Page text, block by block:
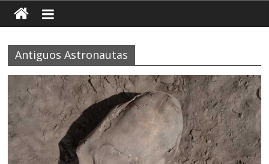
Antiguos Astronautas